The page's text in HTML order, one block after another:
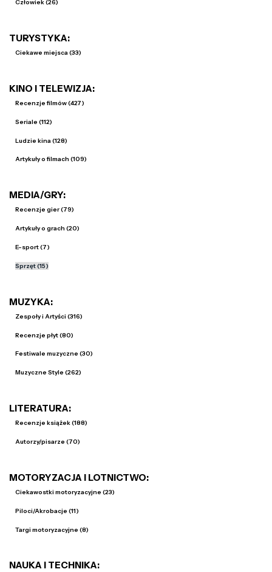
Człowiek (26)
TURYSTYKA:
Ciekawe miejsca (33)
KINO I TELEWIZJA:
Recenzje filmów (427)
Seriale (112)
Ludzie kina (128)
Artykuły o filmach (109)
MEDIA/GRY:
Recenzje gier (79)
Artykuły o grach (20)
E-sport (7)
Sprzęt (15)
MUZYKA:
Zespoły i Artyści (316)
Recenzje płyt (80)
Festiwale muzyczne (30)
Muzyczne Style (262)
LITERATURA:
Recenzje książek (188)
Autorzy/pisarze (70)
MOTORYZACJA I LOTNICTWO:
Ciekawostki motoryzacyjne (23)
Piloci/Akrobacje (11)
Targi motoryzacyjne (8)
NAUKA I TECHNIKA: